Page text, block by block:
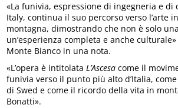
«La funivia, espressione di ingegneria e di
Italy, continua il suo percorso verso l’arte
montagna, dimostrando che non è solo
un’esperienza completa e anche
Monte Bianco in una nota.
«L’opera è intitolataL’Ascesa come il
funivia verso il punto più alto d’Italia,
di Swed e come il ricordo della vita in
Bonatti».